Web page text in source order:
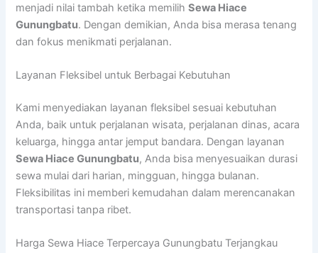
menjadi nilai tambah ketika memilihSewa Hiace
Gunungbatu. Dengan demikian, Anda bisa merasa tenang
dan fokus menikmati perjalanan.
Layanan Fleksibel untuk Berbagai Kebutuhan
Kami menyediakan layanan fleksibel sesuai kebutuhan
Anda, baik untuk perjalanan wisata, perjalanan dinas, acara
keluarga, hingga antar jemput bandara. Dengan layanan
Sewa Hiace Gunungbatu, Anda bisa menyesuaikan durasi
sewa mulai dari harian, mingguan, hingga bulanan.
Fleksibilitas ini memberi kemudahan dalam merencanakan
transportasi tanpa ribet.
Harga Sewa Hiace Terpercaya Gunungbatu Terjangkau